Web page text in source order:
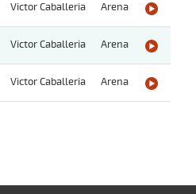
Victor Caballeria Arena
Victor Caballeria Arena
Victor Caballeria Arena